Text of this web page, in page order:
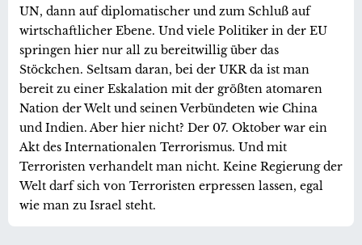
UN, dann auf diplomatischer und zum Schluß auf
wirtschaftlicher Ebene. Und viele Politiker in der EU
springen hier nur all zu bereitwillig über das
Stöckchen. Seltsam daran, bei der UKR da ist man
bereit zu einer Eskalation mit der größten atomaren
Nation der Welt und seinen Verbündeten wie China
und Indien. Aber hier nicht? Der 07. Oktober war ein
Akt des Internationalen Terrorismus. Und mit
Terroristen verhandelt man nicht. Keine Regierung der
Welt darf sich von Terroristen erpressen lassen, egal
wie man zu Israel steht.